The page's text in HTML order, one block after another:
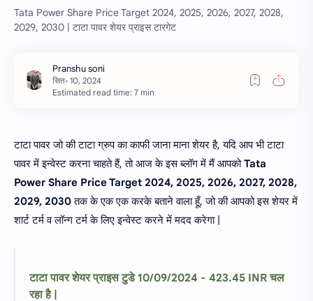
Tata Power Share Price Target 2024, 2025, 2026, 2027, 2028,
2029, 2030 | टाटा पावर शेयर प्राइस टारगेट
Estimated read time: 7 min
टाटा पावर जो की टाटा ग्रुप का काफी जाना माना शेयर है, यदि आप भी टाटा
पावर में इन्वेस्ट करना चाहते हैं, तो आज के इस ब्लॉग में मैं आपकोTata
Power Share Price Target 2024, 2025, 2026, 2027, 2028,
2029, 2030तक के एक एक करके बताने वाला हूँ, जो की आपको इस शेयर में
शार्ट टर्म व लॉन्ग टर्म के लिए इन्वेस्ट करने में मदद करेगा |
टाटा पावर शेयर प्राइस टुडे 10/09/2024 - 423.45 INR चल
रहा है |